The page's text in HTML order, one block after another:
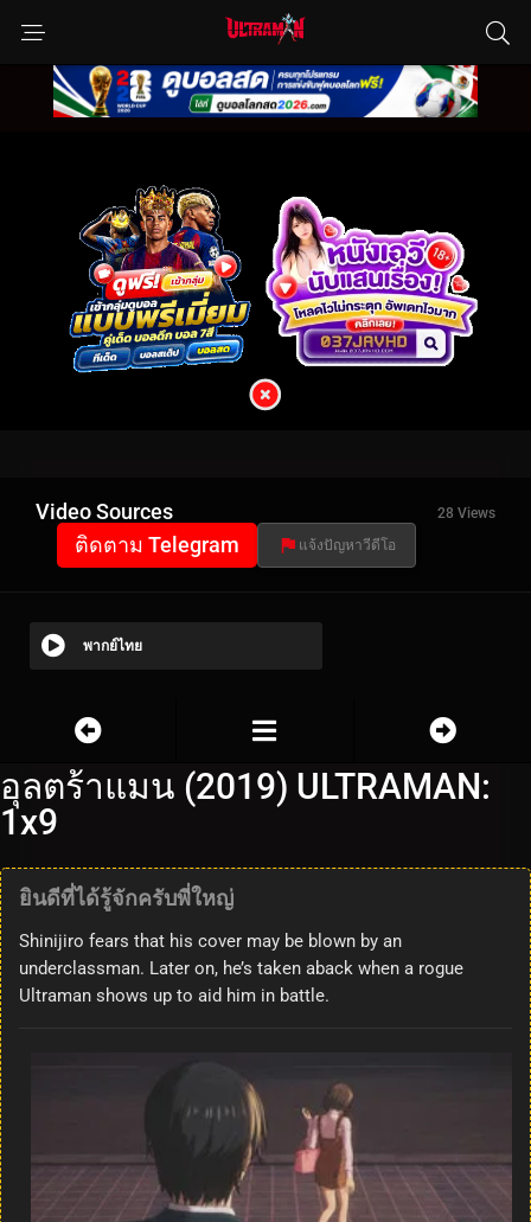
Video Sources 28 Views
ติดตาม Telegram แจ้งปัญหาวีดีโอ
พากย์ไทย
อุลตร้าแมน (2019) ULTRAMAN:
1x9
ยินดีที่ได้รู้จักครับพี่ใหญ่
Shinijiro fears that his cover may be blown by an
underclassman. Later on, he’s taken aback when a rogue
Ultraman shows up to aid him in battle.